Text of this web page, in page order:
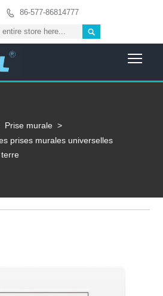
 86-577-86814777

Prise murale >
prises murales universelles